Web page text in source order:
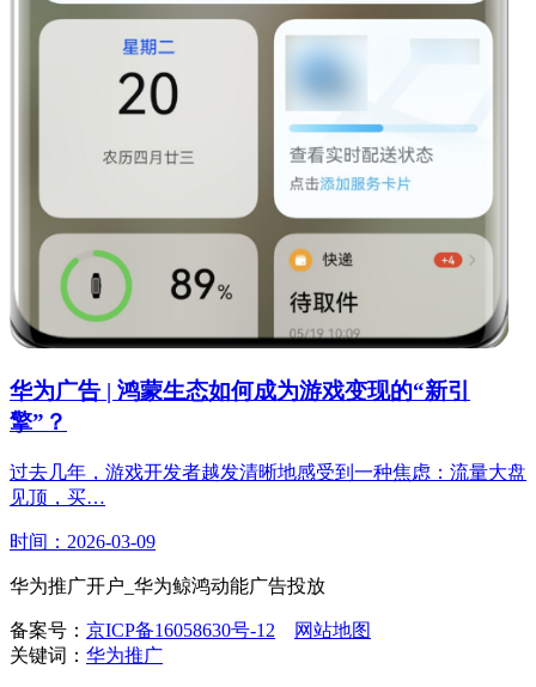
华为广告 | 鸿蒙生态如何成为游戏变现的“新引
擎”？
过去几年，游戏开发者越发清晰地感受到一种焦虑：流量大盘
见顶，买…
时间：2026-03-09
华为推广开户_华为鲸鸿动能广告投放
备案号： 京ICP备16058630号-12
网站地图
关键词： 华为推广